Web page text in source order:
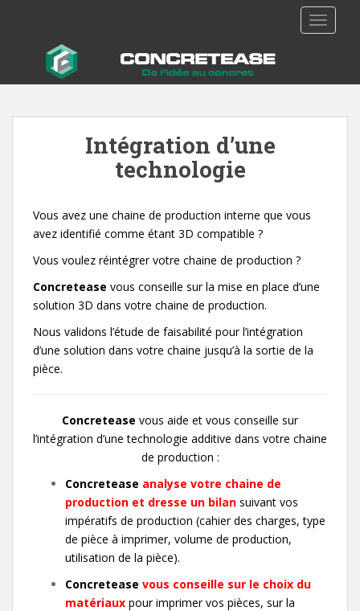
t
Intégration d’une
technologie
Vous avez une chaine de production interne que vous
avez identifié comme étant 3D compatible ?
Vous voulez réintégrer votre chaine de production ?
Concretease vous conseille sur la mise en place d’une
solution 3D dans votre chaine de production.
Nous validons l’étude de faisabilité pour l’intégration
d’une solution dans votre chaine jusqu’à la sortie de la
pièce.
Concretease vous aide et vous conseille sur
l’intégration d’une technologie additive dans votre chaine
de production :
Concretease analyse votre chaine de
production et dresse un bilan suivant vos
impératifs de production (cahier des charges, type
de pièce à imprimer, volume de production,
utilisation de la pièce).
Concretease vous conseille sur le choix du
matériaux pour imprimer vos pièces, sur la